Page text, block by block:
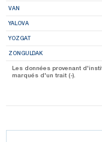
VAN
YALOVA
YOZGAT
ZONGULDAK
Les données provenant
marqués d'un trait (-).